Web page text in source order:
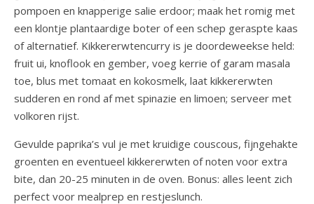
pompoen en knapperige salie erdoor; maak het romig met
een klontje plantaardige boter of een schep geraspte kaas
of alternatief. Kikkererwtencurry is je doordeweekse held:
fruit ui, knoflook en gember, voeg kerrie of garam masala
toe, blus met tomaat en kokosmelk, laat kikkererwten
sudderen en rond af met spinazie en limoen; serveer met
volkoren rijst.
Gevulde paprika’s vul je met kruidige couscous, fijngehakte
groenten en eventueel kikkererwten of noten voor extra
bite, dan 20-25 minuten in de oven. Bonus: alles leent zich
perfect voor mealprep en restjeslunch.